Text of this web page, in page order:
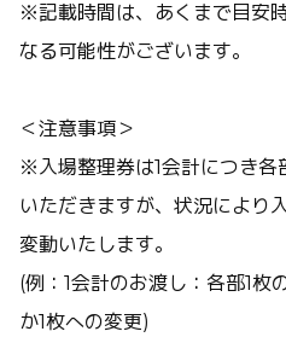
※記載時間は、あくまで目安
なる可能性がございます。
＜注意事項＞
※入場整理券は1会計につき各
いただきますが、状況により
変動いたします。
(例：1会計のお渡し：各部1枚
か1枚への変更)